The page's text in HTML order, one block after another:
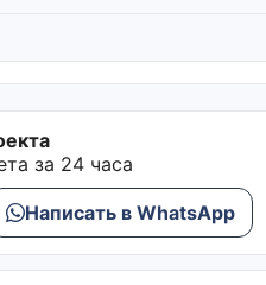
за 24 часа
Написать в WhatsApp